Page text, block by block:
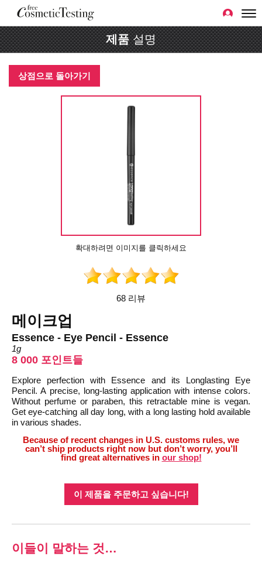
제품설명
상점으로 돌아가기
확대하려면 이미지를 클릭하세요
68 리뷰
메이크업
Essence - Eye Pencil - Essence
1g
8 000 포인트들
Explore perfection with Essence and its Longlasting Eye
Pencil. A precise, long-lasting application with intense colors.
Without perfume or paraben, this retractable mine is vegan.
Get eye-catching all day long, with a long lasting hold available
in various shades.
Because of recent changes in U.S. customs rules, we
can’t ship products right now but don’t worry, you’ll
find great alternatives in our shop!
이 제품을 주문하고 싶습니다!
이들이 말하는 것…